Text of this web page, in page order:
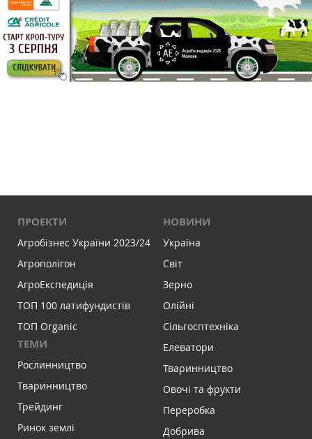
ПРОЕКТИ
Агробізнес України 2023/24
Агрополігон
АгроЕкспедиція
ТОП 100 латифундистів
ТОП Organic
ТЕМИ
Рослинництво
Тваринництво
Трейдинг
Ринок землі
НОВИНИ
Україна
Світ
Зерно
Олійні
Сільгосптехніка
Елеватори
Тваринництво
Овочі та фрукти
Переробка
Добрива